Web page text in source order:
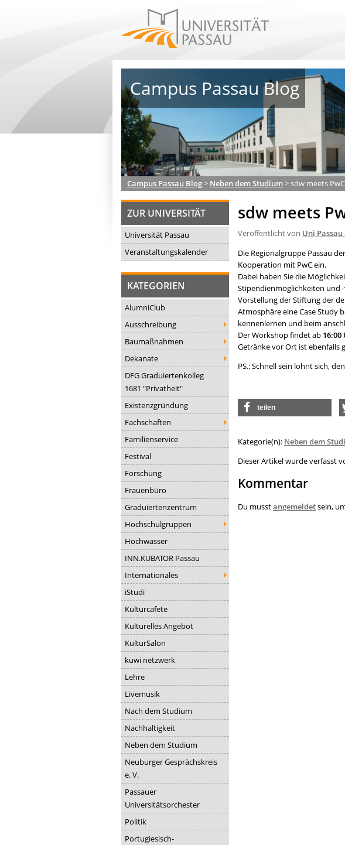
Campus Passau Blog
Campus Passau Blog> Neben dem Studium>sdw meets
ZUR UNIVERSITÄT
Universität Passau
Veranstaltungskalender
KATEGORIEN
AlumniClub
Ausschreibung
Baumaßnahmen
Dekanate
DFG Graduiertenkolleg
1681 "Privatheit"
Existenzgründung
Fachschaften
Familienservice
Festival
Forschung
Frauenbüro
Graduiertenzentrum
Hochschulgruppen
Hochwasser
INN.KUBATOR Passau
Internationales
iStudi
Kulturcafete
Kulturelles Angebot
KulturSalon
kuwi netzwerk
Lehre
Livemusik
Nach dem Studium
Nachhaltigkeit
Neben dem Studium
Neuburger Gesprächskreis
e. V.
Passauer
Universitätsorchester
Politik
Portugiesisch-
sdw meets
Veröffentlicht von Uni
Die Regionalgruppe Passau
Kooperation mit PwC ein.
Dabei haben Sie die
Stipendienmöglichkeiten und
Vorstellung der Stiftung der
Atmosphäre eine Case Study
kennenlernen und beim
Der Workshop findet ab
Getränke vor Ort ist ebenfalls
PS.: Schnell sein lohnt sich,
teilen
Kategorie(n): Neben dem
Dieser Artikel wurde verfasst
Kommentar
Du musstangemeldetsein,